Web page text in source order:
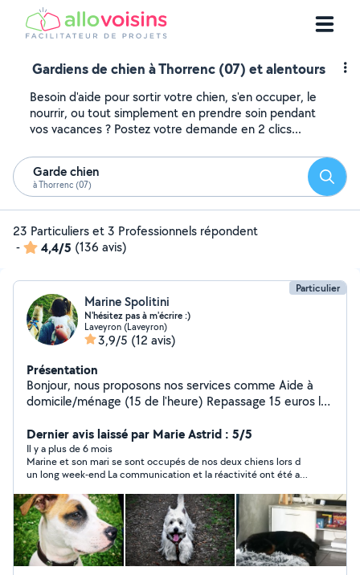
Gardiens de chien à Thorrenc (07) et alentours
Besoin d'aide pour sortir votre chien, s'en occuper, le
nourrir, ou tout simplement en prendre soin pendant
vos vacances ? Postez votre demande en 2 clics...
Garde chien
à Thorrenc (07)
23 Particuliers et 3 Professionnels répondent
-
4,4/5 (136 avis)
Particulier
Marine Spolitini
N'hésitez pas à m'écrire :)
Laveyron (Laveyron)
3,9/5 (12 avis)
Présentation
Bonjour, nous proposons nos services comme Aide à
domicile/ménage (15 de l'heure) Repassage 15 euros la
courses/promenade/compagnie. (15) (je suis aide à
domicile de métier) Garde animaux à votre domicile (10
la journée) à notre domicile (15 la journée). Entretient
des Vitres/Vérandas (mon conjoint étant professionnel
depuis de longues années) Pour le tarif c'est à voir selon
ce qu'il y'a à faire en superficies et travail. Nous avons
nous même 4 enfants et des animaux. Je suis aide à
domicile et mon conjoint laveur de vitre. Merci d'avoir
pris le temps de nous lire.
Dernier avis laissé par Marie Astrid : 5/5
Il y a plus de 6 mois
Marine et son mari se sont occupés de nos deux chiens lors d
un long week-end La communication et la réactivité ont été au
recommande Marine à 200%